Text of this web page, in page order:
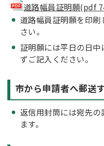
道路幅員証明願(pdf
道路幅員証明願を印
さい。
証明願には平日の日
ずご記入ください。
市から申請者へ郵送
返信用封筒には宛先
ます。